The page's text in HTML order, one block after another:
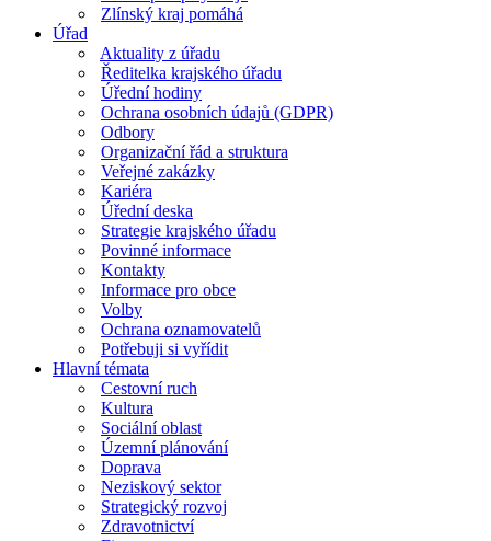
Zlínský kraj pomáhá
Úřad
Aktuality z úřadu
Ředitelka krajského úřadu
Úřední hodiny
Ochrana osobních údajů (GDPR)
Odbory
Organizační řád a struktura
Veřejné zakázky
Kariéra
Úřední deska
Strategie krajského úřadu
Povinné informace
Kontakty
Informace pro obce
Volby
Ochrana oznamovatelů
Potřebuji si vyřídit
Hlavní témata
Cestovní ruch
Kultura
Sociální oblast
Územní plánování
Doprava
Neziskový sektor
Strategický rozvoj
Zdravotnictví